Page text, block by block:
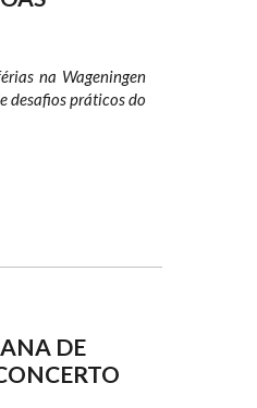
na Wageningen
desafios práticos do
DE